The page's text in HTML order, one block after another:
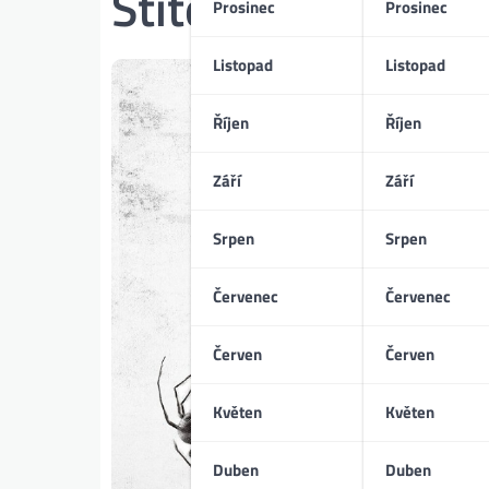
Prosinec
Listopad
Říjen
Září
Srpen
Červenec
Červen
Květen
Duben
Prosinec
Listopad
Říjen
Září
Srpen
Červenec
Červen
Květen
Duben